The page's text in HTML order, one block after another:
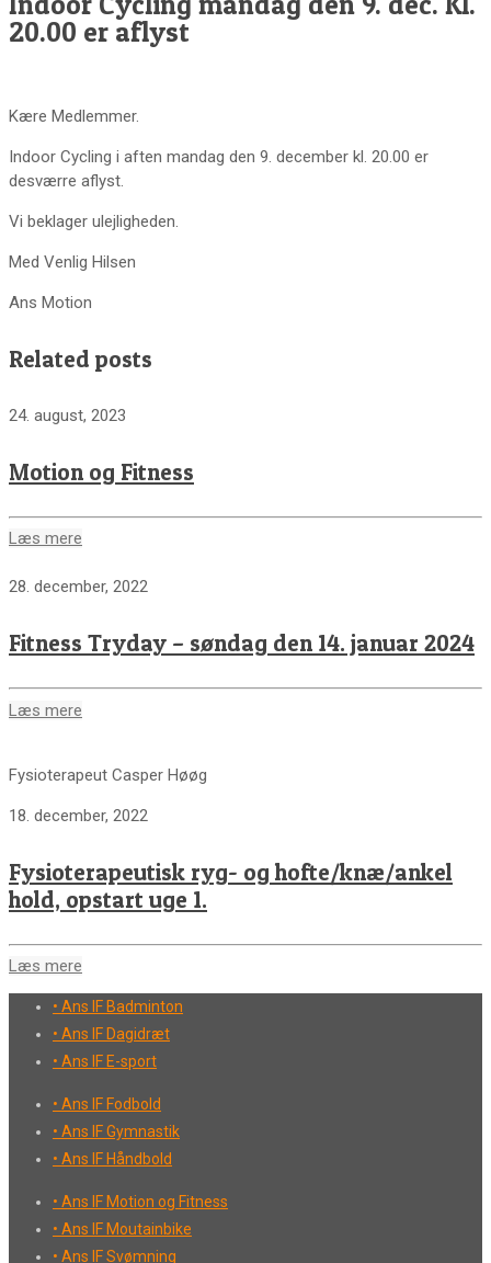
20.00 er aflyst
Kære Medlemmer.
Indoor Cycling i aften mandag den 9. december kl. 20.00 er
desværre aflyst.
Vi beklager ulejligheden.
Med Venlig Hilsen
Ans Motion
Related posts
24. august, 2023
Motion og Fitness
Læs mere
28. december, 2022
Fitness Tryday – søndag den 14. januar 2024
Læs mere
Fysioterapeut Casper Høøg
18. december, 2022
Fysioterapeutisk ryg- og hofte/knæ/ankel
hold, opstart uge 1.
Læs mere
• Ans IF Badminton
• Ans IF Dagidræt
• Ans IF E-sport
• Ans IF Fodbold
• Ans IF Gymnastik
• Ans IF Håndbold
• Ans IF Motion og Fitness
• Ans IF Moutainbike
• Ans IF Svømning